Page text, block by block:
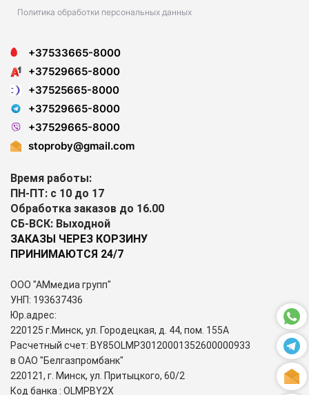
Политика обработки персональных данных
+37533665-8000
+37529665-8000
+37525665-8000
+37529665-8000
+37529665-8000
stoproby@gmail.com
Время работы:
ПН-ПТ: с 10 до 17
Обработка заказов до 16.00
СБ-ВСК: Выходной
ЗАКАЗЫ ЧЕРЕЗ КОРЗИНУ
ПРИНИМАЮТСЯ 24/7
ООО "АМмедиа групп"
УНП: 193637436
Юр.адрес:
220125 г.Минск, ул. Городецкая, д. 44, пом. 155А
Расчетный счет: BY85OLMP30120001352600000933
в ОАО "Белгазпромбанк"
220121, г. Минск, ул. Притыцкого, 60/2
Код банка : OLMPBY2X